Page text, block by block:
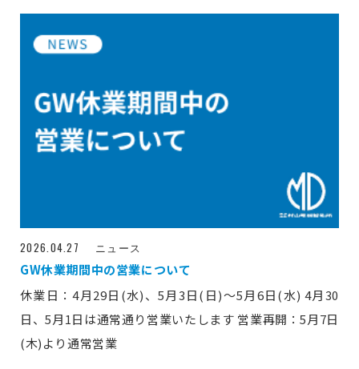
2026.04.27 ニュース
GW休業期間中の営業について
休業日：4月29日(水)、5月3日(日)～5月6日(水) 4月30
日、5月1日は通常通り営業いたします 営業再開：5月7日
(木)より通常営業